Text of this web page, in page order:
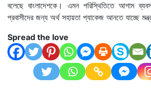
বলেছে বাংলাদেশকে। এমন পরিস্থিতিতে আগাম
প্রবাসীদের জন্য অর্থ সহায়তা প্যাকেজ আনতে যাচ্ছে
Spread the love